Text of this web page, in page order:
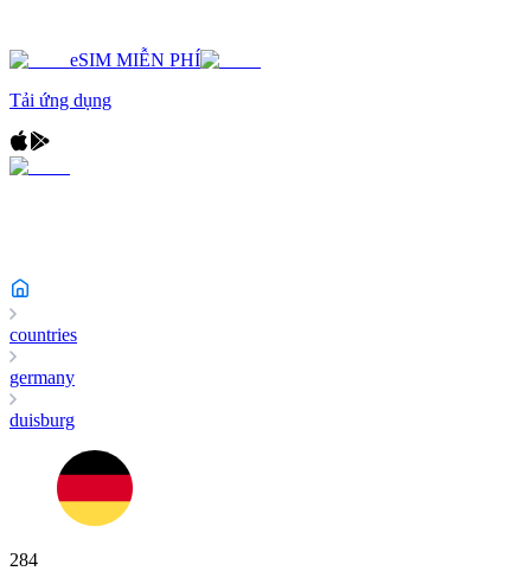
eSIM MIỄN PHÍ
Tải ứng dụng
countries
germany
duisburg
284